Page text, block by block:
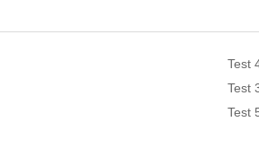
Test
Test
Test